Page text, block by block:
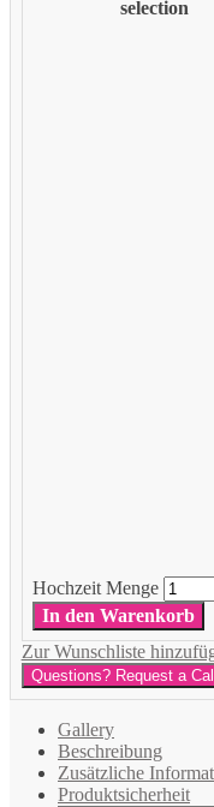
selection
Hochzeit Menge
In den Warenkorb
Zur Wunschliste
Questions? Request a
Gallery
Beschreibung
Zusätzliche
Produktsicherheit